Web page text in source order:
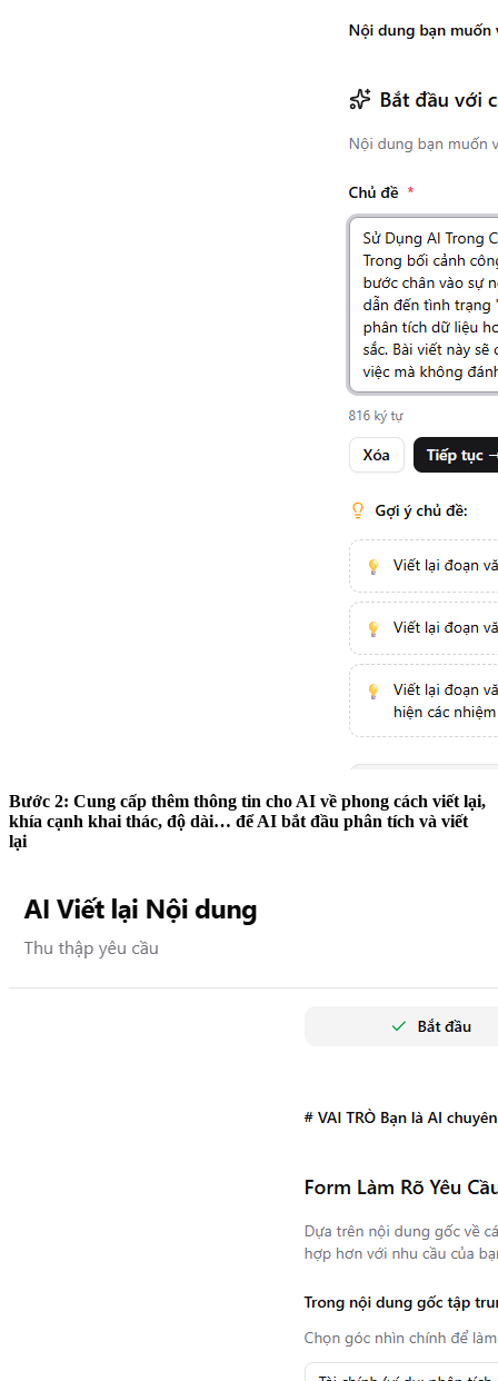
Bước 2: Cung cấp thêm thông tin cho AI về phong cách viết lại,
khía cạnh khai thác, độ dài… để AI bắt đầu phân tích và viết
lại